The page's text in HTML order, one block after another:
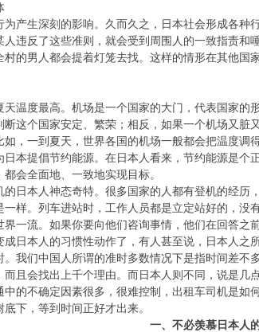
为产生深刻的影响。久而久之，日本社会形成各
违反了这些准则，就会受到周围人的一致指责
的男人都会提着灯笼去找。这样的情形在其他国
天温度最高。机场是一个国家的大门，代表国家
这个国家安定、繁荣；相反，如果一个机场又
，一到夏天，世界各国的机场一般都会把温度
本提倡节约能源。在日本人看来，节约能源是
会全面地、一致地实现目标。
日本人神态奇特。很多国家的人都有登机的经
样。列车进站时，工作人员都是立定站好的，没
一流。如果你要向他们咨询事情，他们在回答
日本人的习惯性动作了，有人甚至说，日本人之
。我们中国人所谓的准时多数情况下是指时间差
且会找出上千个理由。而日本人则不同，说是
的不确定因素很多，很难控制，出租车司机是如
下，等到时间正好才出来。
一、不必羡慕日本人